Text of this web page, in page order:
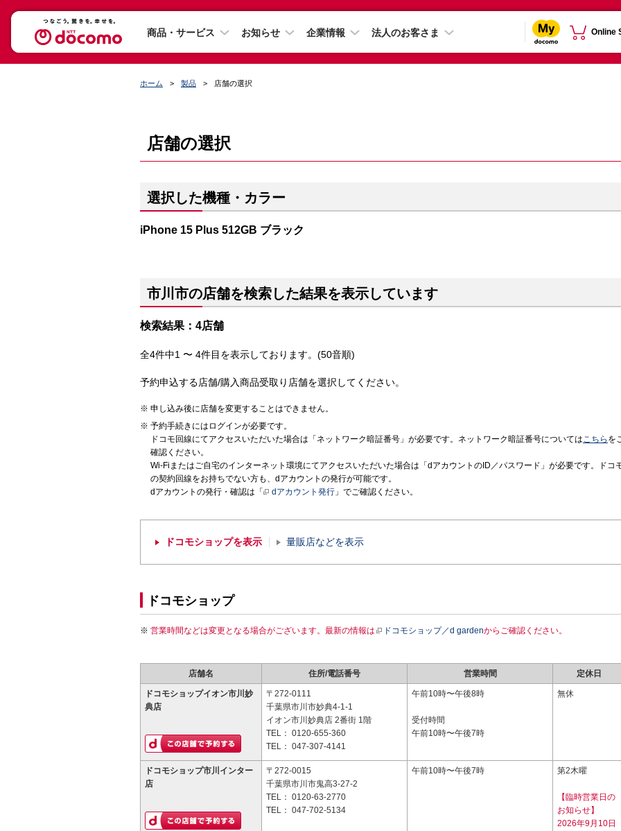
商品・サービス お知らせ 企業情報 法人のお客さま Online
ホーム 製品 店舗の選択
店舗の選択
選択した機種・カラー
iPhone 15 Plus 512GB ブラック
市川市の店舗を検索した結果を表示しています
検索結果：4店舗
全4件中1 〜 4件目を表示しております。(50音順)
予約申込する店舗/購入商品受取り店舗を選択してください。
申し込み後に店舗を変更することはできません。
予約手続きにはログインが必要です。
ドコモ回線にてアクセスいただいた場合は「ネットワーク暗証番号」が必要です。ネットワーク暗証番号についてはこちら を
確認ください。
Wi-Fiまたはご自宅のインターネット環境にてアクセスいただいた場合は「dアカウントのID／パスワード」が必要です。ドコ
の契約回線をお持ちでない方も、dアカウントの発行が可能です。
dアカウントの発行・確認は「
dアカウント発行 」でご確認ください。
ドコモショップを表示 量販店などを表示
ドコモショップ
営業時間などは変更となる場合がございます。最新の情報は ドコモショップ／d gardenからご確認ください。
店舗名 住所/電話番号 営業時間 定休日
ドコモショップイオン市川妙
典店
〒272-0111
千葉県市川市妙典4-1-1
イオン市川妙典店 2番街 1階
TEL： 0120-655-360
TEL： 047-307-4141
午前10時〜午後8時
受付時間
午前10時〜午後7時
無休
ドコモショップ市川インター
店
〒272-0015
千葉県市川市鬼高3-27-2
TEL： 0120-63-2770
TEL： 047-702-5134
午前10時〜午後7時 第2木曜
【臨時営業日の
お知らせ】
2026年9月10日